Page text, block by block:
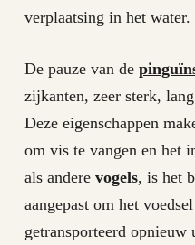
verplaatsing in het water.
De pauze van de
zijkanten, zeer sterk,
Deze eigenschappen
om vis te vangen en het
als andere vogels, is het
aangepast om het
getransporteerd